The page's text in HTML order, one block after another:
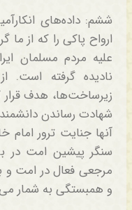
ششم: داده‌های
ارواح پاکی را که از
علیه مردم مسلمان
نادیده گرفته است.
زیرساخت‌ها، هدف قرار
شهادت رساندن
آنها جنایت ترور
سنگر پیشین امت در
مرجعی فعال در امت و
و همبستگی به شمار